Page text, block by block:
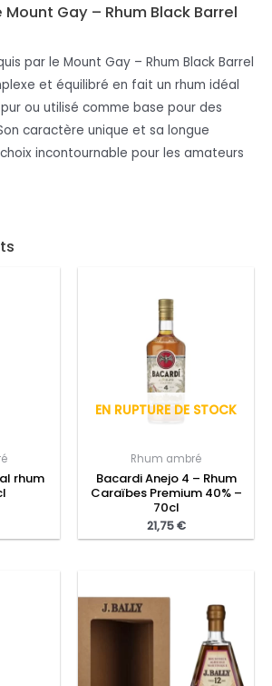
Gay – Rhum Black Barrel
par le Mount Gay – Rhum Black Barrel
et équilibré en fait un rhum idéal
ou utilisé comme base pour des
caractère unique et sa longue
incontournable pour les amateurs
rhum
EN RUPTURE DE STOCK
Rhum ambré
Bacardi Anejo 4 – Rhum
Caraïbes Premium 40% –
70cl
21,75€